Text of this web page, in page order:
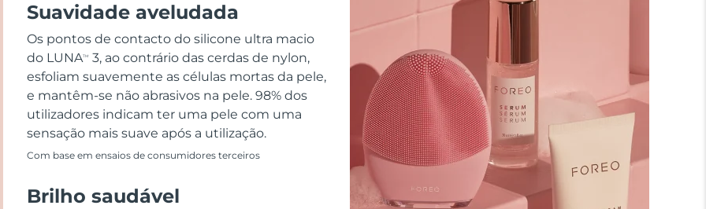
Suavidade aveludada
Os pontos de contacto do silicone ultra macio
do LUNATM
3, ao contrário das cerdas de nylon,
esfoliam suavemente as células mortas da pele,
e mantêm-se não abrasivos na pele. 98% dos
utilizadores indicam ter uma pele com uma
sensação mais suave após a utilização.
Com base em ensaios de consumidores terceiros
Brilho saudável